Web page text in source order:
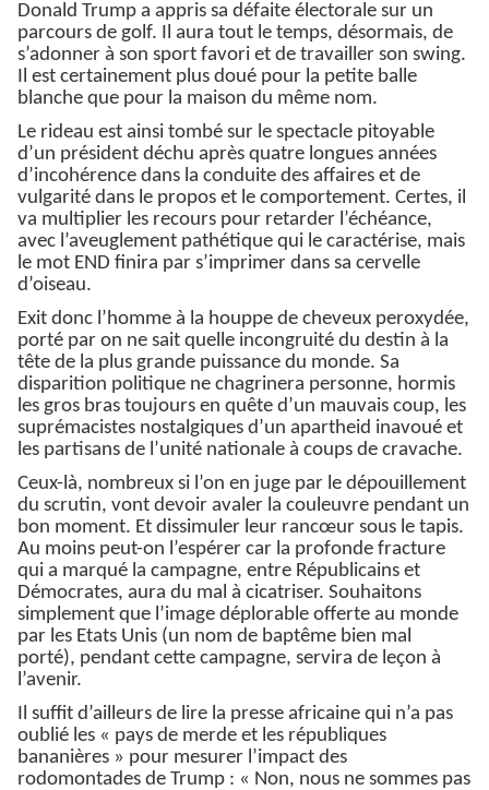
Donald Trump a appris sa défaite électorale sur un
parcours de golf. Il aura tout le temps, désormais, de
s’adonner à son sport favori et de travailler son swing.
Il est certainement plus doué pour la petite balle
blanche que pour la maison du même nom.
Le rideau est ainsi tombé sur le spectacle pitoyable
d’un président déchu après quatre longues années
d’incohérence dans la conduite des affaires et de
vulgarité dans le propos et le comportement. Certes, il
va multiplier les recours pour retarder l’échéance,
avec l’aveuglement pathétique qui le caractérise, mais
le mot END finira par s’imprimer dans sa cervelle
d’oiseau.
Exit donc l’homme à la houppe de cheveux peroxydée,
porté par on ne sait quelle incongruité du destin à la
tête de la plus grande puissance du monde. Sa
disparition politique ne chagrinera personne, hormis
les gros bras toujours en quête d’un mauvais coup, les
suprémacistes nostalgiques d’un apartheid inavoué et
les partisans de l’unité nationale à coups de cravache.
Ceux-là, nombreux si l’on en juge par le dépouillement
du scrutin, vont devoir avaler la couleuvre pendant un
bon moment. Et dissimuler leur rancœur sous le tapis.
Au moins peut-on l’espérer car la profonde fracture
qui a marqué la campagne, entre Républicains et
Démocrates, aura du mal à cicatriser. Souhaitons
simplement que l’image déplorable offerte au monde
par les Etats Unis (un nom de baptême bien mal
porté), pendant cette campagne, servira de leçon à
l’avenir.
Il suffit d’ailleurs de lire la presse africaine qui n’a pas
oublié les « pays de merde et les républiques
bananières » pour mesurer l’impact des
rodomontades de Trump : « Non, nous ne sommes pas